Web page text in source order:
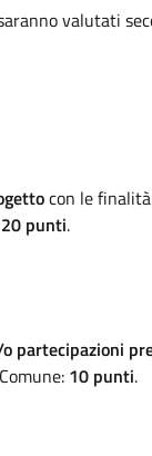
valutati
con le
punti.
partecipazioni
10 punti.